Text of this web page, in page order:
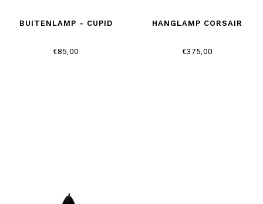
BUITENLAMP - CUPID
€85,00
HANGLAMP CORSAIR
€375,00